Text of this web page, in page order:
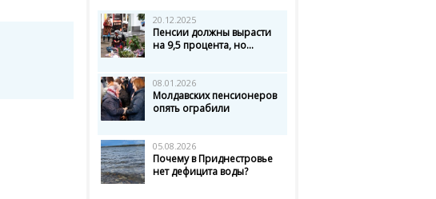
20.12.2025
Пенсии должны вырасти
на 9,5 процента, но...
08.01.2026
Молдавских пенсионеров
опять ограбили
05.08.2026
Почему в Приднестровье
нет дефицита воды?